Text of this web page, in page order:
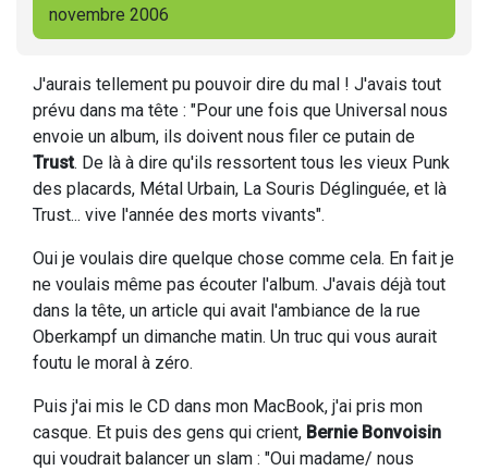
novembre 2006
J'aurais tellement pu pouvoir dire du mal ! J'avais tout
prévu dans ma tête : "Pour une fois que Universal nous
envoie un album, ils doivent nous filer ce putain de
Trust. De là à dire qu'ils ressortent tous les vieux Punk
des placards, Métal Urbain, La Souris Déglinguée, et là
Trust... vive l'année des morts vivants".
Oui je voulais dire quelque chose comme cela. En fait je
ne voulais même pas écouter l'album. J'avais déjà tout
dans la tête, un article qui avait l'ambiance de la rue
Oberkampf un dimanche matin. Un truc qui vous aurait
foutu le moral à zéro.
Puis j'ai mis le CD dans mon MacBook, j'ai pris mon
casque. Et puis des gens qui crient, Bernie Bonvoisin
qui voudrait balancer un slam : "Oui madame/ nous